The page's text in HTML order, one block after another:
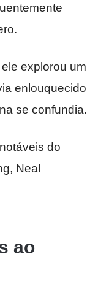
explorou um
enlouquecido
se confundia.
do
Neal
ao